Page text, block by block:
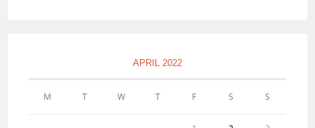
APRIL 2022
M T W T F S S